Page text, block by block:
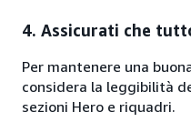
4. Assicurati che
Per mantenere una
considera la leggibilità
sezioni Hero e riquadri.